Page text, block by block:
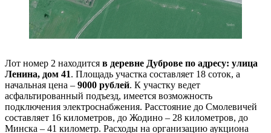
Лот номер 2 находится в деревне Дуброве по адресу: улица
Ленина, дом 41. Площадь участка составляет 18 соток, а
начальная цена – 9000 рублей. К участку ведет
асфальтированный подъезд, имеется возможность
подключения электроснабжения. Расстояние до Смолевичей
составляет 16 километров, до Жодино – 28 километров, до
Минска – 41 километр. Расходы на организацию аукциона